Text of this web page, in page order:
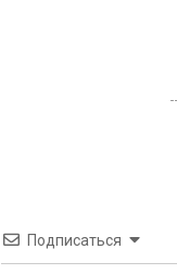
Подписаться